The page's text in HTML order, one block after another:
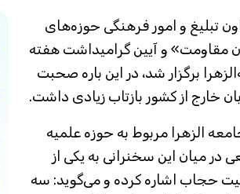
معاون تبلیغ و امور فرهنگی حوزه‌های
مقاومت» و آیین گرامیداشت هفته
برگزار شد، در این باره صحبت
خارج از کشور بازتاب زیادی داشت.
الزهرا مربوط به حوزه علمیه
میان این سخنرانی به یکی از
حجاب اشاره کرده و می‌گوید: سه